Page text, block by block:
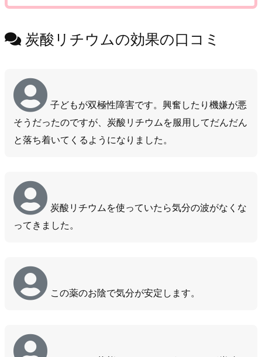
炭酸リチウムの効果の口コミ
子どもが双極性障害です。興奮したり機嫌が悪
そうだったのですが、炭酸リチウムを服用してだんだん
と落ち着いてくるようになりました。
炭酸リチウムを使っていたら気分の波がなくな
ってきました。
この薬のお陰で気分が安定します。